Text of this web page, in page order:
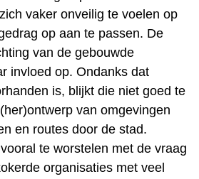
vaker onveilig te voelen op
op aan te passen. De
van de gebouwde
invloed op. Ondanks dat
is, blijkt die niet goed te
van omgevingen
en routes door de stad.
te worstelen met de vraag
organisaties met veel